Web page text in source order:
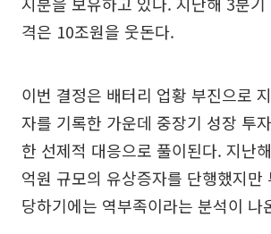
격은 10조원을 웃돈다.
이번 결정은 배터리 업황 부진으로
자를 기록한 가운데 중장기 성장 투
한 선제적 대응으로 풀이된다. 지난
억원 규모의 유상증자를 단행했지만
당하기에는 역부족이라는 분석이 나